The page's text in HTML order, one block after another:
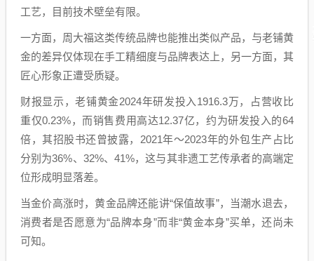
工艺，目前技术壁垒有限。
一方面，周大福这类传统品牌也能推出类似产品，与老铺黄
金的差异仅体现在手工精细度与品牌表达上，另一方面，其
匠心形象正遭受质疑。
财报显示，老铺黄金2024年研发投入1916.3万，占营收比
重仅0.23%，而销售费用高达12.37亿，约为研发投入的64
倍，其招股书还曾披露，2021年～2023年的外包生产占比
分别为36%、32%、41%，这与其非遗工艺传承者的高端定
位形成明显落差。
当金价高涨时，黄金品牌还能讲“保值故事”，当潮水退去，
消费者是否愿意为“品牌本身”而非“黄金本身”买单，还尚未
可知。